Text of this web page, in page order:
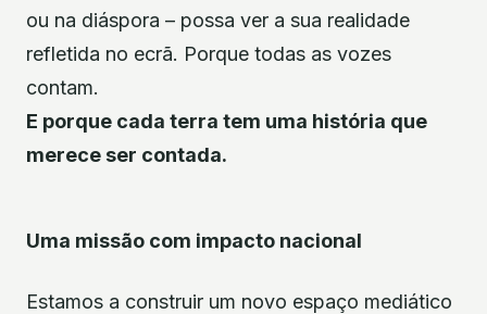
ou na diáspora – possa ver a sua realidade
refletida no ecrã. Porque todas as vozes
contam.
E porque cada terra tem uma história que
merece ser contada.
Uma missão com impacto nacional
Estamos a construir um novo espaço mediático